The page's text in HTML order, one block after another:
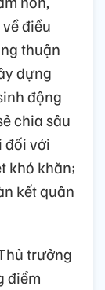
điều
thuận
dựng
động
chia sâu
đối với
khó khăn;
kết quân
trưởng
điểm